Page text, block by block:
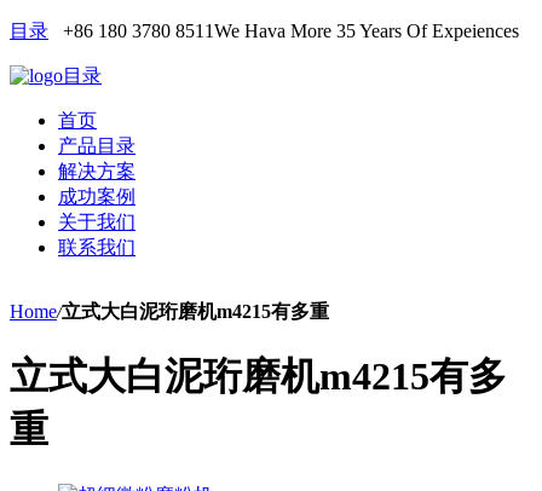
目录 +86 180 3780 8511We Hava More 35 Years Of Expeiences
目录
首页
产品目录
解决方案
成功案例
关于我们
联系我们
Home/立式大白泥珩磨机m4215有多重
立式大白泥珩磨机m4215有多
重